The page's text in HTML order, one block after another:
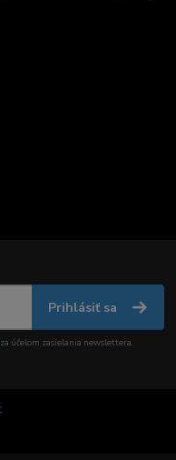
Prihlásiť sa
za účelom zasielania newslettera.